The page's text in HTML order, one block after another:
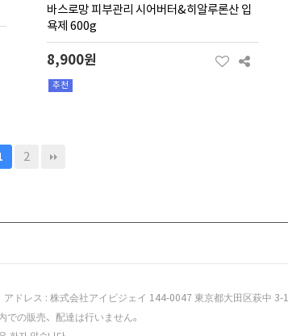
바스로망 피부관리 시어버터&히알루론산 입
욕제 600g
8,900원
추천
2
アドレス : 株式会社アイビジェイ 144-0047 東京都大田区萩中 3-
の販売、配達は行いません。